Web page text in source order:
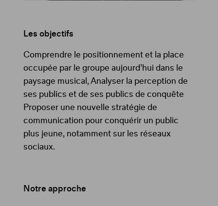
Les objectifs
Comprendre le positionnement et la place
occupée par le groupe aujourd’hui dans le
paysage musical, Analyser la perception de
ses publics et de ses publics de conquête
Proposer une nouvelle stratégie de
communication pour conquérir un public
plus jeune, notamment sur les réseaux
sociaux.
Notre approche